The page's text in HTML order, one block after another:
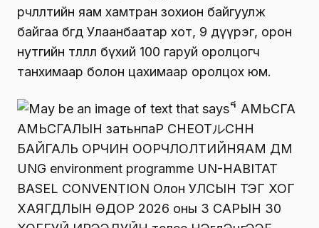
өөрчлөлтийн яам хамтран зохион байгуулж
байгаа бөгөөд Улаанбаатар хот, 9 дүүрэг, орон
нутгийн төлөөлөл бүхий 100 гаруй оролцогч
танхимаар болон цахимаар оролцох юм.